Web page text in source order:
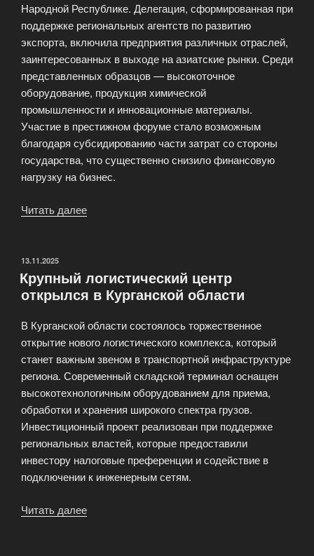
Народной Республике. Делегация, сформированная при
поддержке региональных агентств по развитию
экспорта, включила предприятия различных отраслей,
заинтересованных в выходе на азиатские рынки. Среди
представленных образцов — высокоточное
оборудование, продукция химической
промышленности и инновационные материалы.
Участие в престижном форуме стало возможным
благодаря субсидированию части затрат со стороны
государства, что существенно снизило финансовую
нагрузку на бизнес.
Читать далее
на
выставке
Китае»
ОПУБЛИКОВАНО
13.11.2025
Крупный логистический центр
открылся в Курганской области
В Курганской области состоялось торжественное
открытие нового логистического комплекса, который
станет важным звеном в транспортной инфраструктуре
региона. Современный складской терминал оснащен
высокотехнологичным оборудованием для приема,
обработки и хранения широкого спектра грузов.
Инвестиционный проект реализован при поддержке
региональных властей, которые предоставили
инвестору налоговые преференции и содействие в
подключении к инженерным сетям.
Читать далее